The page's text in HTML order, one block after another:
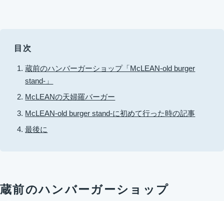
目次
蔵前のハンバーガーショップ「McLEAN-old burger
stand-」
McLEANの天婦羅バーガー
McLEAN-old burger stand-に初めて行った時の記事
最後に
蔵前のハンバーガーショップ